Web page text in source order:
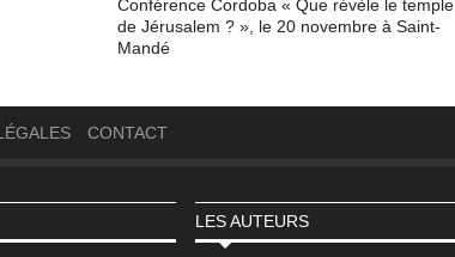
Conférence Cordoba « Que révèle le temple
de Jérusalem ? », le 20 novembre à Saint-
Mandé
CONTACT
LES AUTEURS